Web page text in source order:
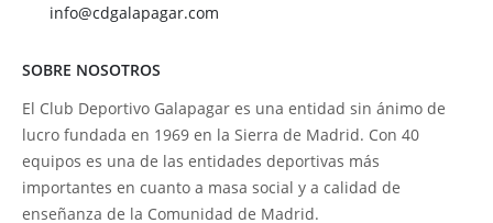
info@cdgalapagar.com
SOBRE NOSOTROS
El Club Deportivo Galapagar es una entidad sin ánimo de
lucro fundada en 1969 en la Sierra de Madrid. Con 40
equipos es una de las entidades deportivas más
importantes en cuanto a masa social y a calidad de
enseñanza de la Comunidad de Madrid.